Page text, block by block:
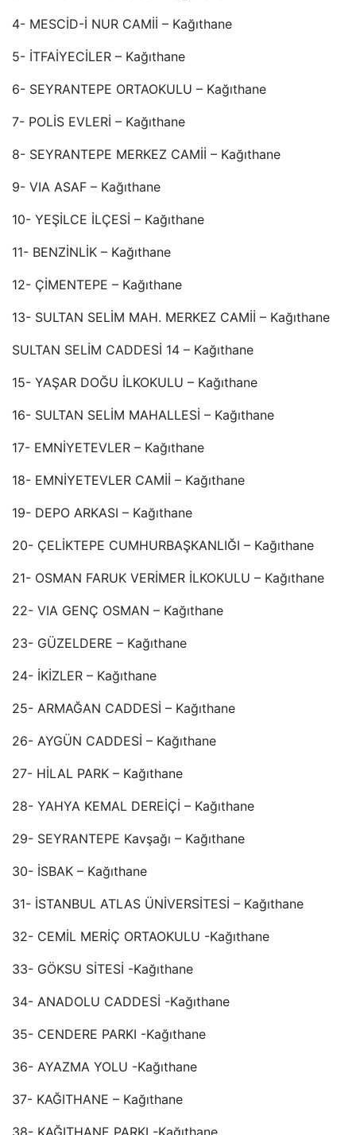
4- MESCİD-İ NUR CAMİİ – Kağıthane
5- İTFAİYECİLER – Kağıthane
6- SEYRANTEPE ORTAOKULU – Kağıthane
7- POLİS EVLERİ – Kağıthane
8- SEYRANTEPE MERKEZ CAMİİ – Kağıthane
9- VIA ASAF – Kağıthane
10- YEŞİLCE İLÇESİ – Kağıthane
11- BENZİNLİK – Kağıthane
12- ÇİMENTEPE – Kağıthane
13- SULTAN SELİM MAH. MERKEZ CAMİİ – Kağıthane
SULTAN SELİM CADDESİ 14 – Kağıthane
15- YAŞAR DOĞU İLKOKULU – Kağıthane
16- SULTAN SELİM MAHALLESİ – Kağıthane
17- EMNİYETEVLER – Kağıthane
18- EMNİYETEVLER CAMİİ – Kağıthane
19- DEPO ARKASI – Kağıthane
20- ÇELİKTEPE CUMHURBAŞKANLIĞI – Kağıthane
21- OSMAN FARUK VERİMER İLKOKULU – Kağıthane
22- VIA GENÇ OSMAN – Kağıthane
23- GÜZELDERE – Kağıthane
24- İKİZLER – Kağıthane
25- ARMAĞAN CADDESİ – Kağıthane
26- AYGÜN CADDESİ – Kağıthane
27- HİLAL PARK – Kağıthane
28- YAHYA KEMAL DEREİÇİ – Kağıthane
29- SEYRANTEPE Kavşağı – Kağıthane
30- İSBAK – Kağıthane
31- İSTANBUL ATLAS ÜNİVERSİTESİ – Kağıthane
32- CEMİL MERİÇ ORTAOKULU -Kağıthane
33- GÖKSU SİTESİ -Kağıthane
34- ANADOLU CADDESİ -Kağıthane
35- CENDERE PARKI -Kağıthane
36- AYAZMA YOLU -Kağıthane
37- KAĞITHANE – Kağıthane
38- KAĞITHANE PARKI -Kağıthane